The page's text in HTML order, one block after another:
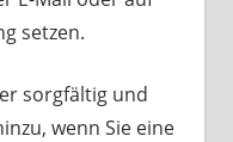
setzen.
sorgfältig und
wenn Sie eine